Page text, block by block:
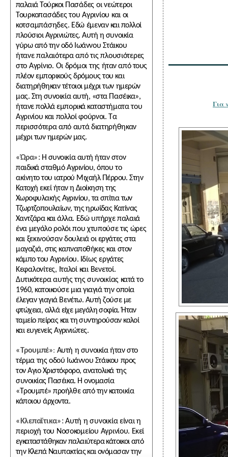
παλαιά Τούρκοι Πασάδες οι νεώτεροι
Τουρκοπασάδες του Αγρινίου και οι
κοτσαμπάσηδες. Εδώ έμεναν και πολλοί
πλούσιοι Αγρινιώτες. Αυτή η συνοικία
γύρω από την οδό Ιωάννου Στάικου
ήτανε παλαιότερα από τις πλουσιότερες
στο Αγρίνιο. Οι δρόμοι της ήταν από τους
πλέον εμπορικούς δρόμους του και
διατηρήθηκαν τέτοιοι μέχρι των ημερών
μας. Στη συνοικία αυτή, «στα Πασέικα»,
ήτανε πολλά εμπορικά καταστήματα του
Αγρινίου και πολλοί φούρνοι. Τα
περισσότερα από αυτά διατηρήθηκαν
μέχρι των ημερών μας.
«Ώρα»:Η συνοικία αυτή ήταν στον
παιδικά σταθμό Αγρινίου, όπου το
ακίνητοτου ιατρού Μιχαήλ Πέρρου. Στην
Κατοχή εκεί ήταν η Διοίκηση της
ΧωροφυλακήςΑγρινίου, τα σπίτια των
Τζωρτζοπουλαίων, της ηρωίδας Κατίνας
Χαντζάρα και άλλα. Εδώ υπήρχε παλαιά
ένα μεγάλο ρολόι που χτυπούσε τις ώρες
και ξεκινούσανδουλειά οι εργάτες στα
μαγαζιά, στις καπναποθήκες και στον
κάμπο του Αγρινίου. Ιδίως εργάτες
Κεφαλονίτες, Ιταλοί και Βενετοί.
Δυτικότερα αυτής της συνοικίας κατά το
1960, κατοικούσε μια γιαγιά την οποία
έλεγαν γιαγιά Βενέτω. Αυτή ζούσε με
φτώχεια, αλλά είχε μεγάλη σοφία. Ήταν
ταμείο πείρας και τη συντηρούσαν καλοί
και ευγενείς Αγρινιώτες.
«Τρουμπέ»:
τέρμα της οδού Ιωάννου Στάικου προς
τον Αγιο Χριστόφορο, ανατολικά της
συνοικίας Πασέικα. Η ονομασία
«Τρουμπέ» προήλθε από την κατοικία
κάποιου άρχοντα.
«Κλεπαΐτικα»:Αυτή η συνοικία είναι η
περιοχή του Νοσοκομείου Αγρινίου. Εκεί
εγκαταστάθηκαν παλαιύτερα κάτοικοι από
την Κλεπά Ναυπακτίας και ονόμασαν την